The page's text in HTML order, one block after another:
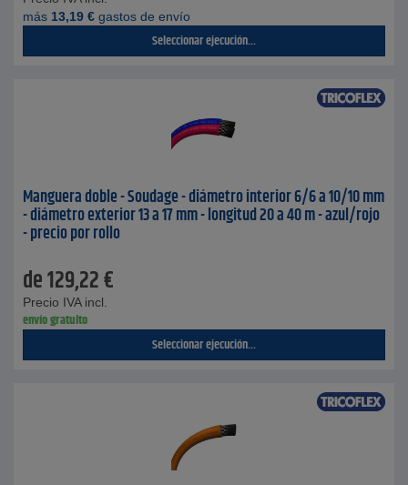
más 13,19 € gastos de envío
Seleccionar ejecución...
Manguera doble - Soudage - diámetro interior 6/6 a 10/10 mm
- diámetro exterior 13 a 17 mm - longitud 20 a 40 m - azul/rojo
- precio por rollo
de129,22€
Precio IVA incl.
envío gratuito
Seleccionar ejecución...